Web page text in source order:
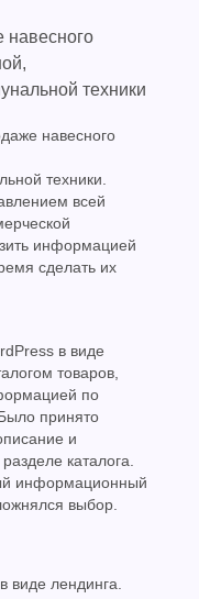
навесного
техники
навесного
техники.
всей
информацией
сделать их
в виде
товаров,
по
принято
и
каталога.
информационный
выбор.
виде лендинга.